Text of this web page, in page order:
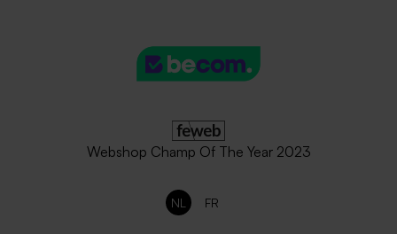
Webshop Champ Of The Year 2023
NL FR